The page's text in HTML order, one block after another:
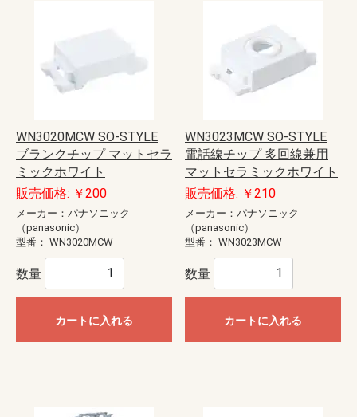
WN3020MCW SO-STYLE
ブランクチップ マットセラ
ミックホワイト
販売価格: ￥200
メーカー：パナソニック
（panasonic）
型番： WN3020MCW
数量
カートに入れる
WN3023MCW SO-STYLE
電話線チップ 多回線兼用
マットセラミックホワイト
販売価格: ￥210
メーカー：パナソニック
（panasonic）
型番： WN3023MCW
数量
カートに入れる